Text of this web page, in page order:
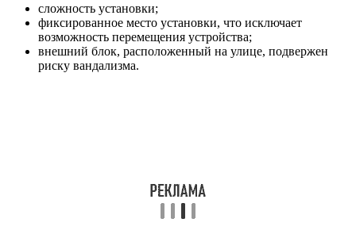
сложность установки;
фиксированное место установки, что исключает
возможность перемещения устройства;
внешний блок, расположенный на улице, подвержен
риску вандализма.